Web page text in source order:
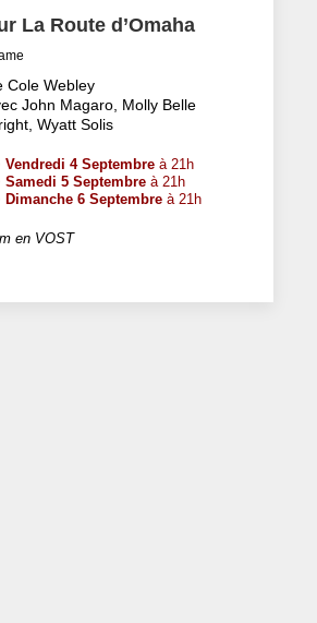
La Route d’Omaha
Cole Webley
John Magaro, Molly Belle
Wyatt Solis
Vendredi 4 Septembre à 21h
Samedi 5 Septembre à 21h
Dimanche 6 Septembre à 21h
en VOST